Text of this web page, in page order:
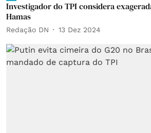
Investigador do TPI considera
Hamas
Redação DN 13 Dez 2024